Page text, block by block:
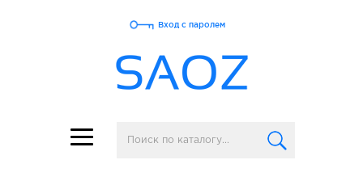
Toggle
navigation
Вход с паролем